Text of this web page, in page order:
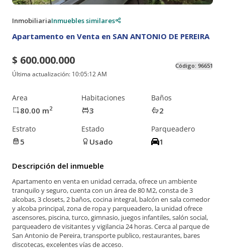
InmobiliariaInmuebles similares
Apartamento en Venta en SAN ANTONIO DE PEREIRA
$ 600.000.000
Última actualización: 10:05:12 AM
Código: 96651
Area
80.00 m2
Habitaciones
3
Baños
2
Estrato
5
Estado
Usado
Parqueadero
1
Descripción del inmueble
Apartamento en venta en unidad cerrada, ofrece un ambiente
tranquilo y seguro, cuenta con un área de 80 M2, consta de 3
alcobas, 3 closets, 2 baños, cocina integral, balcón en sala comedor
y alcoba principal, zona de ropa y parqueadero, la unidad ofrece
ascensores, piscina, turco, gimnasio, juegos infantiles, salón social,
parqueadero de visitantes y vigilancia 24 horas. Cerca al parque de
San Antonio de Pereira, transporte publico, restaurantes, bares
discotecas, excelentes vías de acceso.